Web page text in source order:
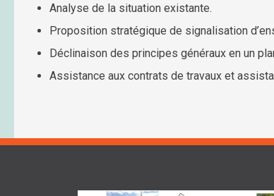
Analyse de la situation existante.
Proposition stratégique de signalisation
Déclinaison des principes généraux en un
Assistance aux contrats de travaux et